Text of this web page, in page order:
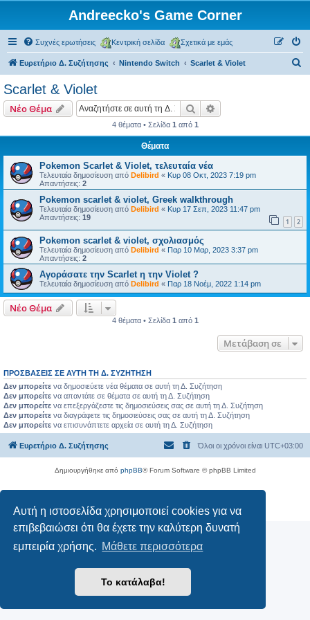
Αυτή η ιστοσελίδα χρησιμοποιεί cookies για να
επιβεβαιώσει ότι θα έχετε την καλύτερη δυνατή
εμπειρία χρήσης. Μάθετε περισσότερα
Το κατάλαβα!
Andreecko's Game Corner
Συχνές ερωτήσεις Κεντρική σελίδα Σχετικά με εμάς
Ευρετήριο Δ. Συζήτησης Nintendo Switch Scarlet & Violet
Scarlet & Violet
Νέο Θέμα Αναζήτηση
4 θέματα • Σελίδα 1 από 1
Θέματα
Pokemon Scarlet & Violet, τελευταία νέα
Τελευταία δημοσίευση από Delibird « Κυρ 08 Οκτ, 2023 7:19 pm
Απαντήσεις: 2
Pokemon scarlet & violet, Greek walkthrough
Τελευταία δημοσίευση από Delibird « Κυρ 17 Σεπ, 2023 11:47 pm
Απαντήσεις: 19 1 2
Pokemon scarlet & violet, σχολιασμός
Τελευταία δημοσίευση από Delibird « Παρ 10 Μαρ, 2023 3:37 pm
Απαντήσεις: 2
Αγοράσατε την Scarlet η την Violet ?
Τελευταία δημοσίευση από Delibird « Παρ 18 Νοέμ, 2022 1:14 pm
Νέο Θέμα
4 θέματα • Σελίδα 1 από 1
Μετάβαση σε
ΠΡΟΣΒΆΣΕΙΣ ΣΕ ΑΥΤΉ ΤΗ Δ. ΣΥΖΉΤΗΣΗ
Δεν μπορείτε να δημοσιεύετε νέα θέματα σε αυτή τη Δ. Συζήτηση
Δεν μπορείτε να απαντάτε σε θέματα σε αυτή τη Δ. Συζήτηση
Δεν μπορείτε να επεξεργάζεστε τις δημοσιεύσεις σας σε αυτή τη Δ. Συζήτηση
Δεν μπορείτε να διαγράφετε τις δημοσιεύσεις σας σε αυτή τη Δ. Συζήτηση
Δεν μπορείτε να επισυνάπτετε αρχεία σε αυτή τη Δ. Συζήτηση
Ευρετήριο Δ. Συζήτησης Όλοι οι χρόνοι είναι UTC+03:00
Δημιουργήθηκε από phpBB® Forum Software © phpBB Limited
Απόρρητο|Όροι